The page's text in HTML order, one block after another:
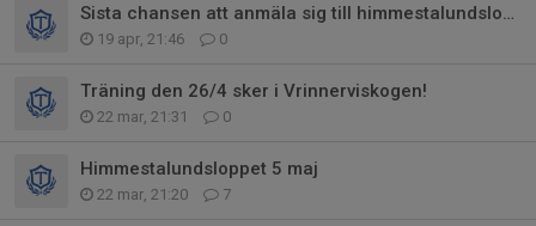
Sista chansen att anmäla sig till himmestalundsloppet
19 apr, 21:46 0
Träning den 26/4 sker i Vrinnerviskogen!
22 mar, 21:31 0
Himmestalundsloppet 5 maj
22 mar, 21:20 7